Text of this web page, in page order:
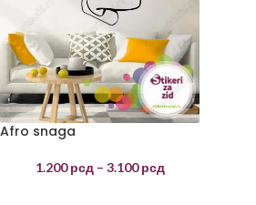
Afro snaga
1.200рсд – 3.100рсд